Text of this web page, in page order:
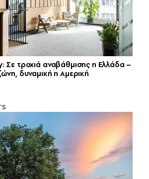
Σε τροχιά αναβάθμισης η Ελλάδα –
δυναμική η Αμερική